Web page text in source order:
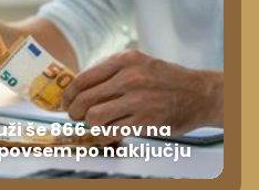
še 866 evrov na
po naključju